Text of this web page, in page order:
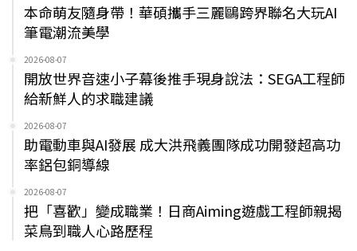
本命萌友隨身帶！華碩攜手三麗鷗跨界聯名大玩AI
筆電潮流美學
2026-08-07
開放世界音速小子幕後推手現身說法：SEGA工程師
給新鮮人的求職建議
2026-08-07
助電動車與AI發展 成大洪飛義團隊成功開發超高功
率鋁包銅導線
2026-08-07
把「喜歡」變成職業！日商Aiming遊戲工程師親揭
菜鳥到職人心路歷程